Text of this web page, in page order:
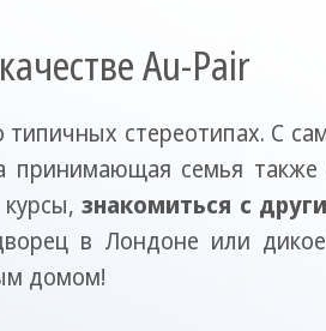
Au-Pair
стереотипах. С
принимающая семья также
знакомиться с
в Лондоне или
домом!